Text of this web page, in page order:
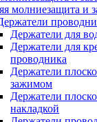
Держатели для
Держатели для
проводника
Держатели
зажимом
Держатели
накладкой